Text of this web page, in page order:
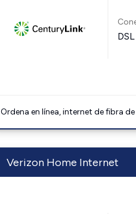
DSL
Ordena en línea, internet de fibra
Verizon Home Internet